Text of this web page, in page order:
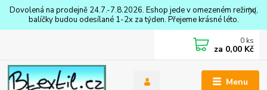
Dovolená na prodejně 24.7.-7.8.2026. Eshop jede v omezeném režimu,
balíčky budou odesílané 1-2x za týden. Přejeme krásné léto.
Menu
0 ks
za 0,00 Kč